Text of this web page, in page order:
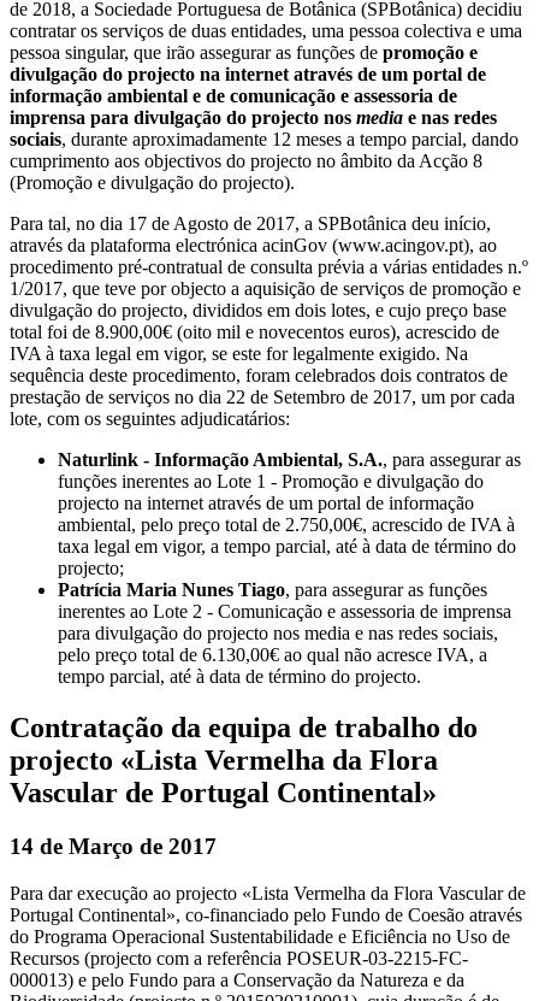
de 2018, a Sociedade Portuguesa de Botânica (SPBotânica) decidiu
contratar os serviços de duas entidades, uma pessoa colectiva e uma
pessoa singular, que irão assegurar as funções de promoção e
divulgação do projecto na internet através de um portal de
informação ambiental e de comunicação e assessoria de
imprensa para divulgação do projecto nos media e nas redes
sociais, durante aproximadamente 12 meses a tempo parcial, dando
cumprimento aos objectivos do projecto no âmbito da Acção 8
(Promoção e divulgação do projecto).
Para tal, no dia 17 de Agosto de 2017, a SPBotânica deu início,
através da plataforma electrónica acinGov (www.acingov.pt), ao
procedimento pré-contratual de consulta prévia a várias entidades n.º
1/2017, que teve por objecto a aquisição de serviços de promoção e
divulgação do projecto, divididos em dois lotes, e cujo preço base
total foi de 8.900,00€ (oito mil e novecentos euros), acrescido de
IVA à taxa legal em vigor, se este for legalmente exigido. Na
sequência deste procedimento, foram celebrados dois contratos de
prestação de serviços no dia 22 de Setembro de 2017, um por cada
lote, com os seguintes adjudicatários:
Naturlink - Informação Ambiental, S.A., para assegurar as
funções inerentes ao Lote 1 - Promoção e divulgação do
projecto na internet através de um portal de informação
ambiental, pelo preço total de 2.750,00€, acrescido de IVA à
taxa legal em vigor, a tempo parcial, até à data de término do
projecto;
Patrícia Maria Nunes Tiago, para assegurar as funções
inerentes ao Lote 2 - Comunicação e assessoria de imprensa
para divulgação do projecto nos media e nas redes sociais,
pelo preço total de 6.130,00€ ao qual não acresce IVA, a
tempo parcial, até à data de término do projecto.
Contratação da equipa de trabalho do
projecto «Lista Vermelha da Flora
Vascular de Portugal Continental»
14 de Março de 2017
Para dar execução ao projecto «Lista Vermelha da Flora Vascular de
Portugal Continental», co-financiado pelo Fundo de Coesão através
do Programa Operacional Sustentabilidade e Eficiência no Uso de
Recursos (projecto com a referência POSEUR-03-2215-FC-
000013) e pelo Fundo para a Conservação da Natureza e da